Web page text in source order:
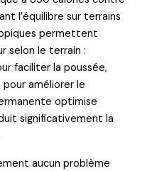
l’équilibre sur terrains
permettent
selon le terrain :
faciliter la poussée,
améliorer le
optimise
significativement la
aucun problème